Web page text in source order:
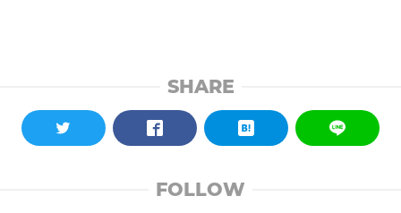
SHARE
FOLLOW